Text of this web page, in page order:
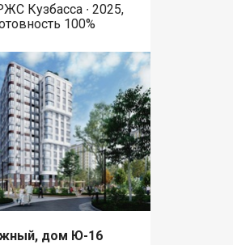
Кузбасса ∙ 2025,
100%
дом Ю-16